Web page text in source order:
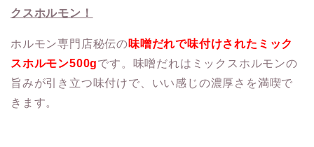
クスホルモン！
ホルモン専門店秘伝の味噌だれで味付けされたミック
スホルモン500gです。味噌だれはミックスホルモンの
旨みが引き立つ味付けで、いい感じの濃厚さを満喫で
きます。